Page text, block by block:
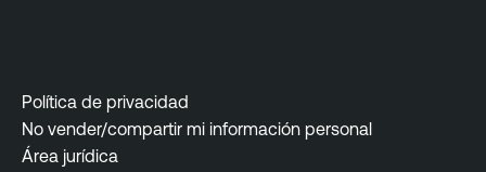
Política de privacidad
No vender/compartir mi información personal
Área jurídica